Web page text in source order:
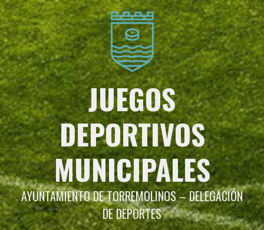
Saltar
al
contenido
JUEGOS
DEPORTIVOS
MUNICIPALES
AYUNTAMIENTO DE TORREMOLINOS – DELEGACIÓN
DE DEPORTES